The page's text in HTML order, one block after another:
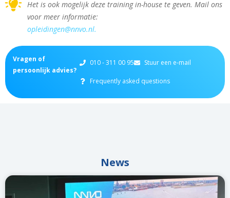
Het is ook mogelijk deze training in-house te geven. Mail ons
voor meer informatie:
opleidingen@nnvo.nl.
Vragen of
persoonlijk advies?
010 - 311 00 95 Stuur een e-mail
Frequently asked questions
News